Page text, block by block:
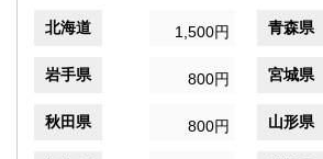
北海道 1,500円 青森県
岩手県 800円 宮城県
秋田県 800円 山形県